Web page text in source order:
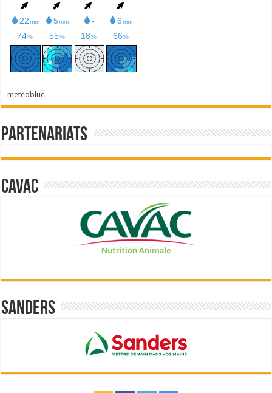
meteoblue
Partenariats
Cavac
Sanders